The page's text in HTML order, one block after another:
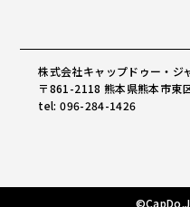
株式会社キャップドゥー・ジ
〒861-2118 熊本県熊本市東
tel: 096-284-1426